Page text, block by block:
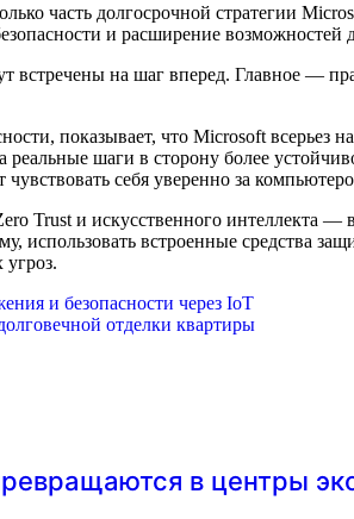
часть долгосрочной стратегии
и расширение возможностей
на шаг вперед. Главное —
показывает, что Microsoft всерьез
шаги в сторону более
себя уверенно за
Trust и искусственного интеллекта
использовать встроенные средства
угроз.
и безопасности через IoT
отделки квартиры
в центры